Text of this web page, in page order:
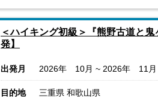
＜ハイキング初級＞『熊野古道と
発】
出発月 2026年 10月 ~ 2026年 11月
目的地 三重県 和歌山県